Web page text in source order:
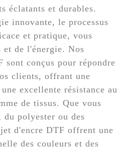
éclatants et durables.
innovante, le processus
et pratique, vous
et de l'énergie. Nos
sont conçus pour répondre
clients, offrant une
excellente résistance au
de tissus. Que vous
polyester ou des
d'encre DTF offrent une
des couleurs et des